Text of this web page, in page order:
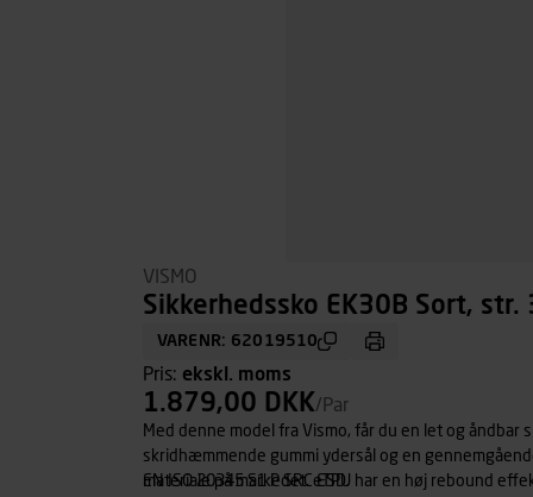
VISMO
Sikkerhedssko EK30B Sort, str.
VARENR: 62019510
Pris: ekskl. moms
1.879,00 DKK/Par
Med denne model fra Vismo, får du en let og
skridhæmmende gummi ydersål og en
materiale på markedet. eTPU har en høj rebound
EN ISO 20345 S1 P SRC ESD.